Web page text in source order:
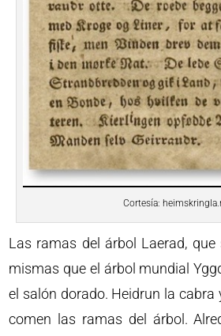
Cortesía:
Las ramas del árbol Laerad,
mismas que el árbol mundial
el salón dorado. Heidrun la cabra
comen las ramas del árbol.